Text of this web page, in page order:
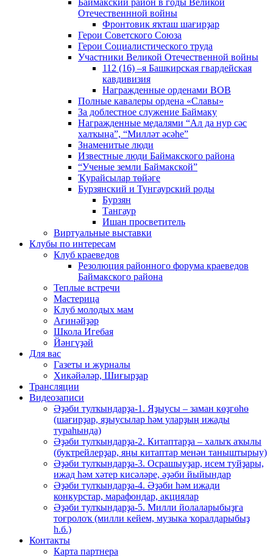
Баймакский район в годы Великой
Отечественнной войны
Фронтовик яҡташ шағирҙар
Герои Советского Союза
Герои Социалистического труда
Участники Великой Отечественной войны
112 (16) –я Башкирская гвардейская
кавдивизия
Награжденные орденами ВОВ
Полные кавалеры ордена «Славы»
За доблестное служение Баймаку
Награжденные медалями “Ал да нур сәс
халҡыңа”, “Милләт әсәһе”
Знаменитые люди
Известные люди Баймакского района
“Ученые земли Баймакской”
Ҡурайсылар төйәге
Бурзянский и Тунгаурский роды
Бурзян
Тангаур
Ишан просветитель
Виртуальные выставки
Клубы по интересам
Клуб краеведов
Резолюция районного форума краеведов
Баймакского района
Теплые встречи
Мастерица
Клуб молодых мам
Ағинәйҙәр
Школа Игебая
Йәнгүҙәй
Для вас
Газеты и журналы
Хикәйәләр, Шиғырҙар
Трансляции
Видеозаписи
Әҙәби тулҡындарҙа-1. Яҙыусы – заман көҙгөһө
(шағирҙар, яҙыусылар һәм уларҙың ижады
тураһында)
Әҙәби тулҡындарҙа-2. Китаптарҙа – халыҡ аҡылы
(буктрейлерҙар, яңы китаптар менән таныштырыу)
Әҙәби тулҡындарҙа-3. Осрашыуҙар, исем туйҙары,
ижад һәм хәтер кисәләре, әҙәби йыйындар
Әҙәби тулҡындарҙа-4. Әҙәби һәм ижади
конкурстар, марафондар, акциялар
Әҙәби тулҡындарҙа-5. Милли йолаларыбыҙға
тоғролоҡ (милли кейем, музыка ҡоралдарыбыҙ
һ.б.)
Контакты
Карта партнера